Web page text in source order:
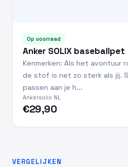
Op voorraad
Anker SOLIX baseballpet
Kenmerken: Als het avontuur
de stof is net zo sterk als jij.
passen aan je h...
Ankersolix NL
€29,90
VERGELIJKEN